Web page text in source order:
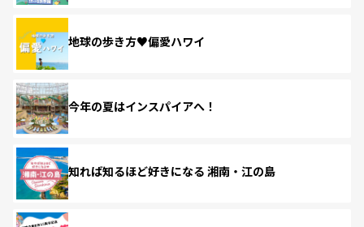
地球の歩き方♥偏愛ハワイ
今年の夏はインスパイアへ！
知れば知るほど好きになる 湘南・江の島